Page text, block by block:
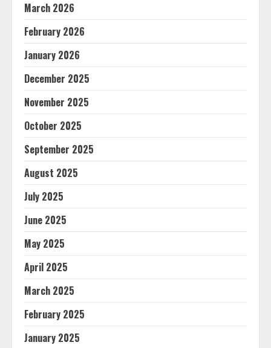
March 2026
February 2026
January 2026
December 2025
November 2025
October 2025
September 2025
August 2025
July 2025
June 2025
May 2025
April 2025
March 2025
February 2025
January 2025